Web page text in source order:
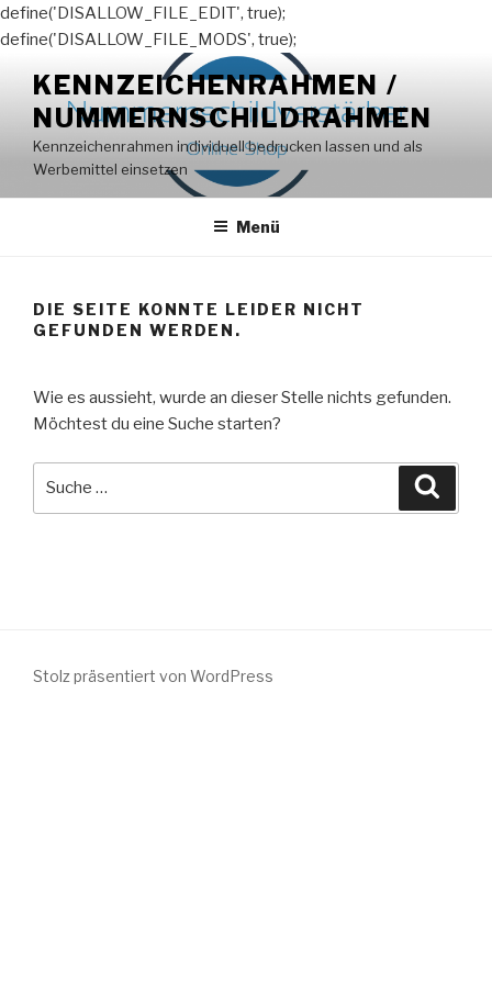
define('DISALLOW_FILE_EDIT', true);
define('DISALLOW_FILE_MODS', true);
Inhalt
springen
KENNZEICHENRAHMEN /
NUMMERNSCHILDRAHMEN
Kennzeichenrahmen individuell bedrucken lassen und als
Werbemittel einsetzen
Menü
DIE SEITE KONNTE LEIDER NICHT
GEFUNDEN WERDEN.
Wie es aussieht, wurde an dieser Stelle nichts gefunden.
Möchtest du eine Suche starten?
Stolz präsentiert von WordPress